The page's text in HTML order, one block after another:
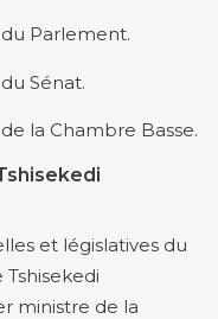
Parlement.
Sénat.
la Chambre Basse.
et législatives du
ministre de la